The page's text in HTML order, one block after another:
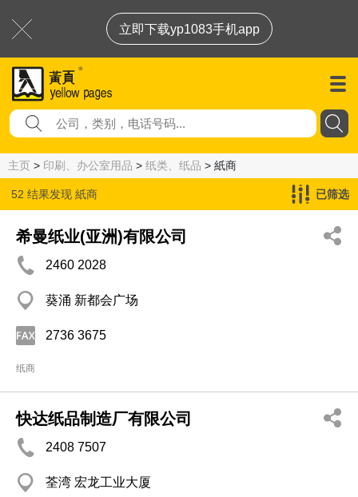
立即下载yp1083手机app
主页 > 印刷、办公室用品 > 纸类、纸品 > 紙商
52 结果发现 紙商 已筛选
希曼纸业(亚洲)有限公司
2460 2028
葵涌 新都会广场
2736 3675
纸商
快达纸品制造厂有限公司
2408 7507
荃湾 宏龙工业大厦